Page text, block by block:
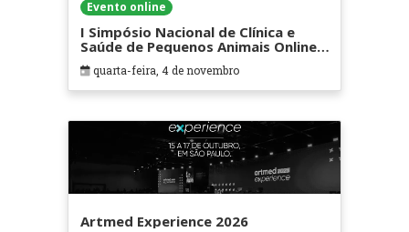
Evento online
I Simpósio Nacional de Clínica e
Saúde de Pequenos Animais Online
(I APROVETPET)
quarta-feira, 4 de novembro
Artmed Experience 2026